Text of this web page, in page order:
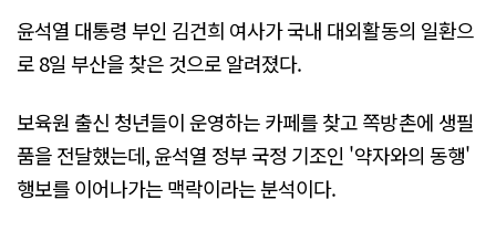
윤석열 대통령 부인 김건희 여사가 국내 대외활동의 일환으
로 8일 부산을 찾은 것으로 알려졌다.
보육원 출신 청년들이 운영하는 카페를 찾고 쪽방촌에 생필
품을 전달했는데, 윤석열 정부 국정 기조인 '약자와의 동행'
행보를 이어나가는 맥락이라는 분석이다.